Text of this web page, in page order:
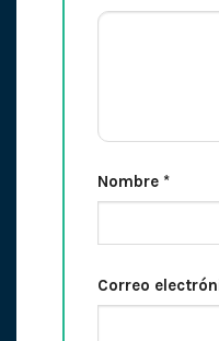
Nombre *
Correo